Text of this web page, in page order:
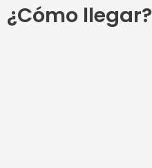
¿Cómo llegar?